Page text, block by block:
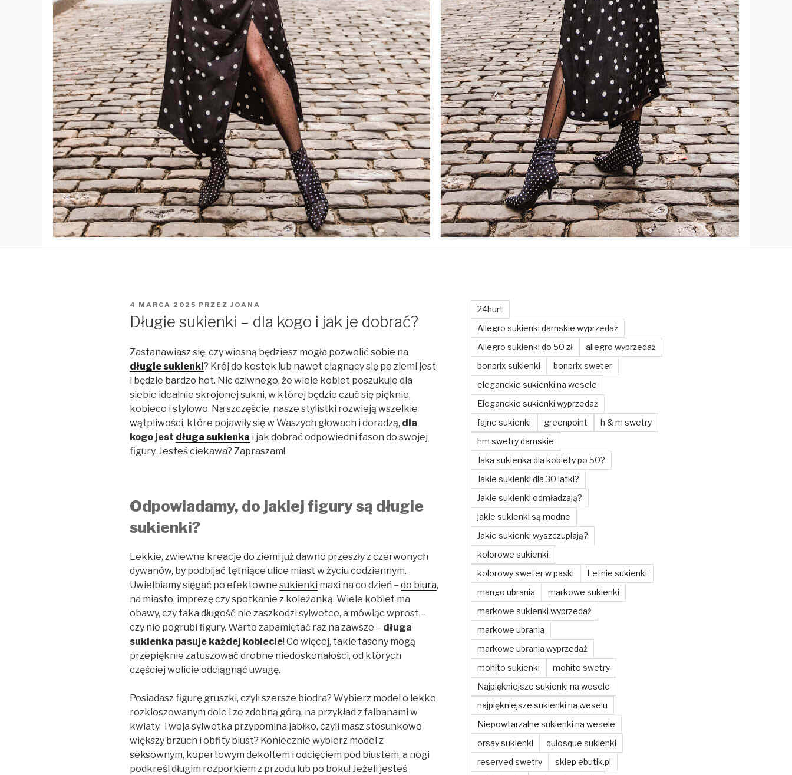
OPUBLIKOWANE
4 MARCA 2025 PRZEZ JOANA
Długie sukienki – dla kogo i jak je dobrać?
Zastanawiasz się, czy wiosną będziesz mogła pozwolić sobie na
długie sukienki? Krój do kostek lub nawet ciągnący się po ziemi jest
i będzie bardzo hot. Nic dziwnego, że wiele kobiet poszukuje dla
siebie idealnie skrojonej sukni, w której będzie czuć się pięknie,
kobieco i stylowo. Na szczęście, nasze stylistki rozwieją wszelkie
wątpliwości, które pojawiły się w Waszych głowach i doradzą, dla
kogo jest długa sukienka i jak dobrać odpowiedni fason do swojej
figury. Jesteś ciekawa? Zapraszam!
Odpowiadamy, do jakiej figury są długie
sukienki?
Lekkie, zwiewne kreacje do ziemi już dawno przeszły z czerwonych
dywanów, by podbijać tętniące ulice miast w życiu codziennym.
Uwielbiamy sięgać po efektowne sukienki maxi na co dzień – do biura,
na miasto, imprezę czy spotkanie z koleżanką. Wiele kobiet ma
obawy, czy taka długość nie zaszkodzi sylwetce, a mówiąc wprost –
czy nie pogrubi figury. Warto zapamiętać raz na zawsze – długa
sukienka pasuje każdej kobiecie! Co więcej, takie fasony mogą
przepięknie zatuszować drobne niedoskonałości, od których
częściej wolicie odciągnąć uwagę.
Posiadasz figurę gruszki, czyli szersze biodra? Wybierz model o lekko
rozkloszowanym dole i ze zdobną górą, na przykład z falbanami w
kwiaty. Twoja sylwetka przypomina jabłko, czyli masz stosunkowo
większy brzuch i obfity biust? Koniecznie wybierz model z
seksownym, kopertowym dekoltem i odcięciem pod biustem, a nogi
podkreśl długim rozporkiem z przodu lub po boku! Jeżeli jesteś
24hurt
Allegro sukienki damskie wyprzedaż
Allegro sukienki do 50 zł
allegro wyprzedaż
bonprix sukienki
bonprix sweter
eleganckie sukienki na wesele
Eleganckie sukienki wyprzedaż
fajne sukienki
greenpoint
h & m swetry
hm swetry damskie
Jaka sukienka dla kobiety po 50?
Jakie sukienki dla 30 latki?
Jakie sukienki odmładzają?
jakie sukienki są modne
Jakie sukienki wyszczuplają?
kolorowe sukienki
kolorowy sweter w paski
Letnie sukienki
mango ubrania
markowe sukienki
markowe sukienki wyprzedaż
markowe ubrania
markowe ubrania wyprzedaż
mohito sukienki
mohito swetry
Najpiękniejsze sukienki na wesele
najpiękniejsze sukienki na weselu
Niepowtarzalne sukienki na wesele
orsay sukienki
quiosque sukienki
reserved swetry
sklep ebutik.pl